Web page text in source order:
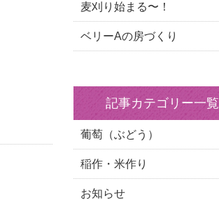
麦刈り始まる〜！
ベリーAの房づくり
記事カテゴリー一覧
葡萄（ぶどう）
稲作・米作り
お知らせ